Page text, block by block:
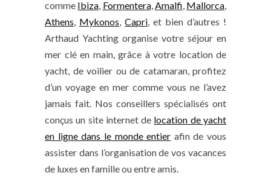
comme Ibiza, Formentera,Amalfi, Mallorca,
Athens, Mykonos, Capri, et bien d’autres !
Arthaud Yachting organise votre séjour en
mer clé en main, grâce à votre location de
yacht, de voilier ou de catamaran, profitez
d’un voyage en mer comme vous ne l’avez
jamais fait. Nos conseillers spécialisés ont
conçus un site internet de location de yacht
en ligne dans le monde entier afin de vous
assister dans l’organisation de vos vacances
de luxes en famille ou entre amis.